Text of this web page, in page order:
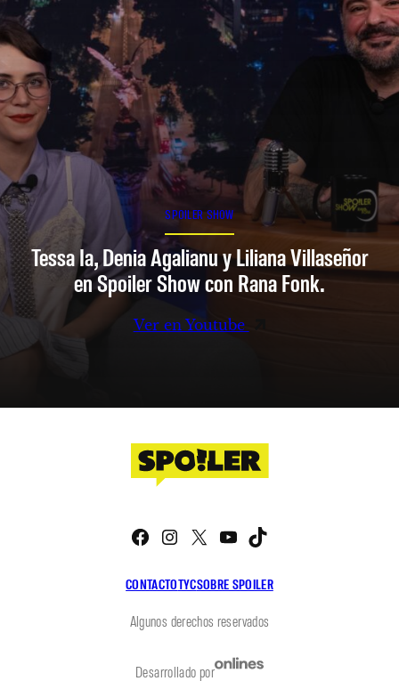
SPOILER SHOW
Tessa Ia, Denia Agalianu y Liliana Villaseñor
en Spoiler Show con Rana Fonk.
Ver en Youtube
CONTACTOTYCSOBRE SPOILER
Facebook
Instagram
X YouTube
Algunos derechos reservados
Desarrollado por